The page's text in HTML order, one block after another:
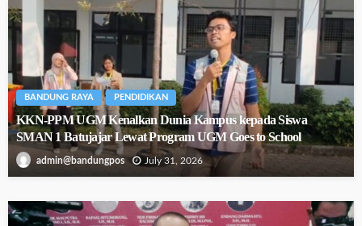
BANDUNG RAYA PENDIDIKAN
KKN-PPM UGM Kenalkan Dunia Kampus kepada Siswa
SMAN 1 Batujajar Lewat Program UGM Goes to School
admin@bandungpos July 31, 2026